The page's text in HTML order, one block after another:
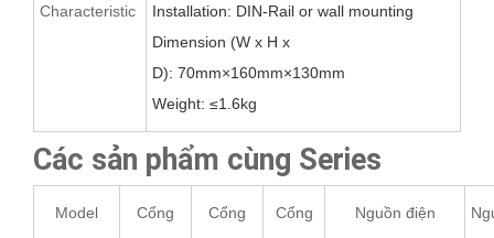
Characteristic
Installation: DIN-Rail or wall mounting
Dimension (W x H x
D): 70mm×160mm×130mm
Weight: ≤1.6kg
Các sản phẩm cùng Series
Model
Cổng
Cổng
Cổng
Nguồn điện